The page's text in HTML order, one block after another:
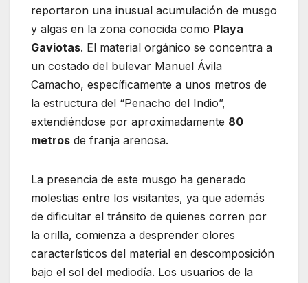
reportaron una inusual acumulación de musgo
y algas en la zona conocida como Playa
Gaviotas. El material orgánico se concentra a
un costado del bulevar Manuel Ávila
Camacho, específicamente a unos metros de
la estructura del “Penacho del Indio”,
extendiéndose por aproximadamente 80
metros de franja arenosa.
La presencia de este musgo ha generado
molestias entre los visitantes, ya que además
de dificultar el tránsito de quienes corren por
la orilla, comienza a desprender olores
característicos del material en descomposición
bajo el sol del mediodía. Los usuarios de la